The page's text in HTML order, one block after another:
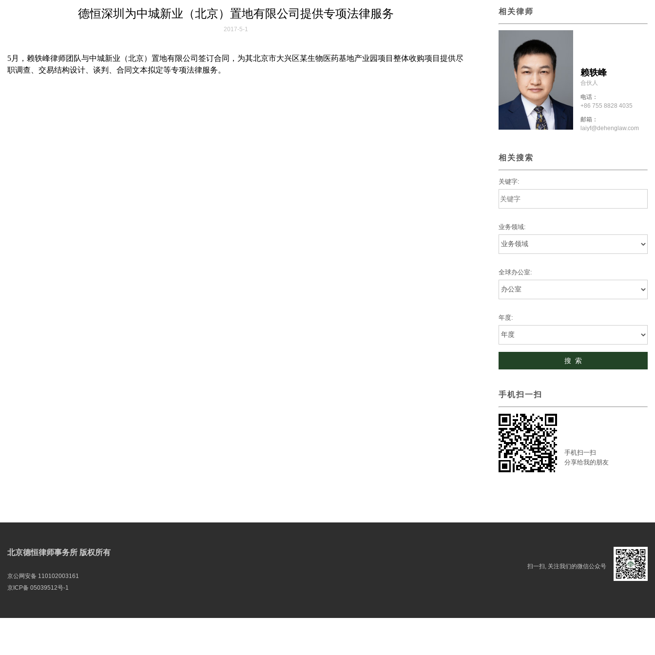
德恒深圳为中城新业（北京）置地有限公司提供专项法律服务
2017-5-1
5月，赖轶峰律师团队与中城新业（北京）置地有限公司签订合同，为其北京市大兴区某生物医药基地产业园项目整体收购项目提供尽
职调查、交易结构设计、谈判、合同文本拟定等专项法律服务。
相关律师
赖轶峰
合伙人
电话：
+86 755 8828 4035
邮箱：
laiyf@dehenglaw.com
相关搜索
关键字:
业务领域:
全球办公室:
年度:
手机扫一扫
手机扫一扫
分享给我的朋友
北京德恒律师事务所 版权所有
京公网安备 110102003161
京ICP备 05039512号-1
扫一扫, 关注我们的微信公众号